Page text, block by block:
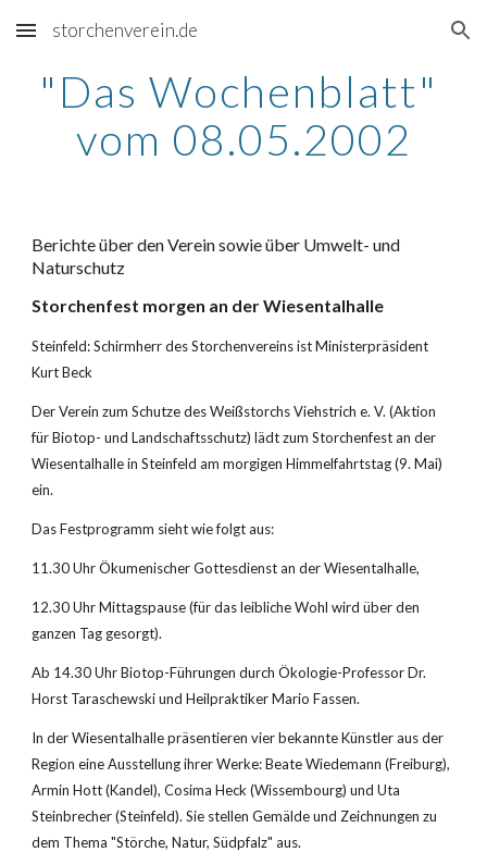
Skip to main content Skip to navigation
storchenverein.de
"Das Wochenblatt"
vom 08.05.2002
Berichte über den Verein sowie über Umwelt- und
Naturschutz
Storchenfest morgen an der Wiesentalhalle
Steinfeld: Schirmherr des Storchenvereins ist Ministerpräsident
Kurt Beck
Der Verein zum Schutze des Weißstorchs Viehstrich e. V. (Aktion
für Biotop- und Landschaftsschutz) lädt zum Storchenfest an der
Wiesentalhalle in Steinfeld am morgigen Himmelfahrtstag (9. Mai)
ein.
Das Festprogramm sieht wie folgt aus:
11.30 Uhr Ökumenischer Gottesdienst an der Wiesentalhalle,
12.30 Uhr Mittagspause (für das leibliche Wohl wird über den
ganzen Tag gesorgt).
Ab 14.30 Uhr Biotop-Führungen durch Ökologie-Professor Dr.
Horst Taraschewski und Heilpraktiker Mario Fassen.
In der Wiesentalhalle präsentieren vier bekannte Künstler aus der
Region eine Ausstellung ihrer Werke: Beate Wiedemann (Freiburg),
Armin Hott (Kandel), Cosima Heck (Wissembourg) und Uta
Steinbrecher (Steinfeld). Sie stellen Gemälde und Zeichnungen zu
dem Thema "Störche, Natur, Südpfalz" aus.